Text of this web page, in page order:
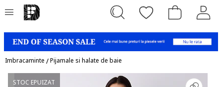
Imbracaminte /Pijamale si halate de baie
STOC EPUIZAT